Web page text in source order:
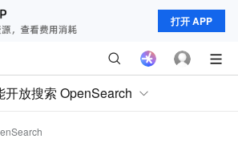
打开 APP
开放搜索 OpenSearch